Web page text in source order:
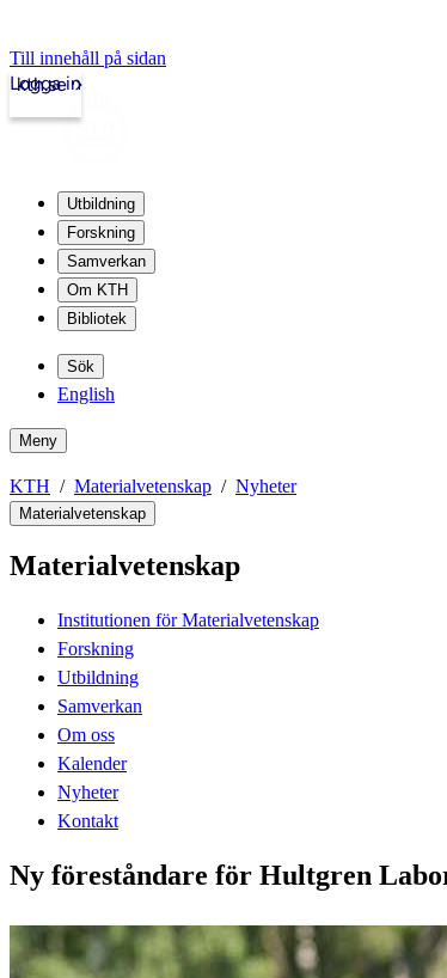
Till innehåll på sidan
kth.se
Logga in
Utbildning
Forskning
Samverkan
Om KTH
Bibliotek
Sök
English
Meny
KTH Materialvetenskap Nyheter
Materialvetenskap
Materialvetenskap
Institutionen för Materialvetenskap
Forskning
Utbildning
Samverkan
Om oss
Kalender
Nyheter
Kontakt
Ny föreståndare för Hultgren